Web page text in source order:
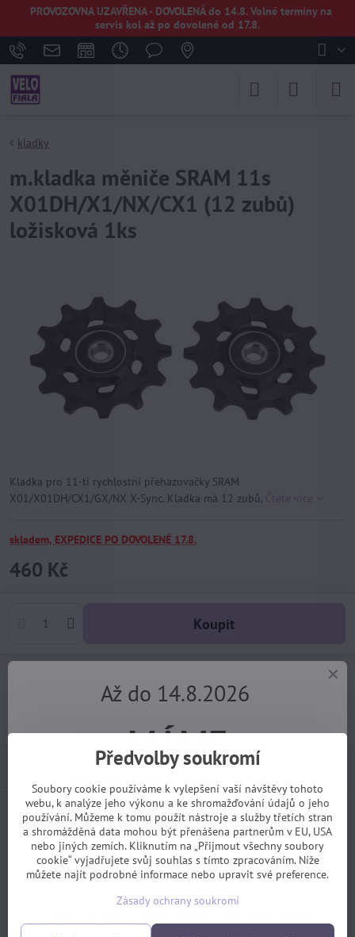
PROVOZOVNA UZAVŘENA - DOVOLENÁ do 14.8. Volné termíny na
servis kol až po dovolené od 17.8.
kladky
m.kladka měniče SRAM 11s
X01DH/X1/NX/CX1 (12 zubů)
ložisková 1ks
Kladka pro 11-ti rychlostní přehazovačky SRAM
X01/X01DH/CX1/GX/NX X-Sync. Kladka má 12 zubů.
skladem, EXPEDICE PO DOVOLENÉ 17.8.
460 Kč
Koupit
FacebookTwitter BlueskyPinterestReddit LinkedInWhatsApp
E-
mail
Předchozí produkt Následující produkt
Potřebujete poradit?
Předvolby soukromí
Soubory cookie používáme k vylepšení vaší návštěvy tohoto
webu, k analýze jeho výkonu a ke shromažďování údajů o jeho
používání. Můžeme k tomu použít nástroje a služby třetích stran
a shromážděná data mohou být přenášena partnerům v EU, USA
nebo jiných zemích. Kliknutím na „Přijmout všechny soubory
cookie“ vyjadřujete svůj souhlas s tímto zpracováním. Níže
můžete najít podrobné informace nebo upravit své preference.
Zásady ochrany soukromí
Až do 14.8.2026
MÁME
DOVOLENOU.
Objednávky z e-shopu budeme
vyřizovat 17.8.
Servis pro předem objednané